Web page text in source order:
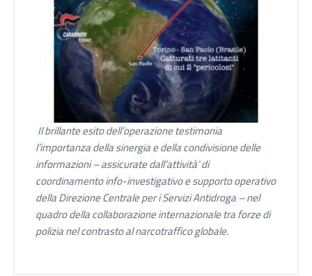
Il brillante esito dell’operazione testimonia
l’importanza della sinergia e della condivisione delle
informazioni – assicurate dall’attività’ di
coordinamento info-investigativo e supporto operativo
della Direzione Centrale per i Servizi Antidroga – nel
quadro della collaborazione internazionale tra forze di
polizia nel contrasto al narcotraffico globale.